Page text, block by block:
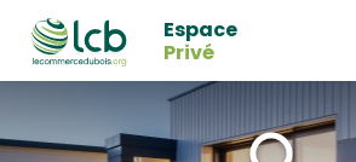
Espace
Privé